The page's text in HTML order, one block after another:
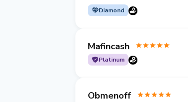
Diamond
Mafincash
Platinum
Obmenoff